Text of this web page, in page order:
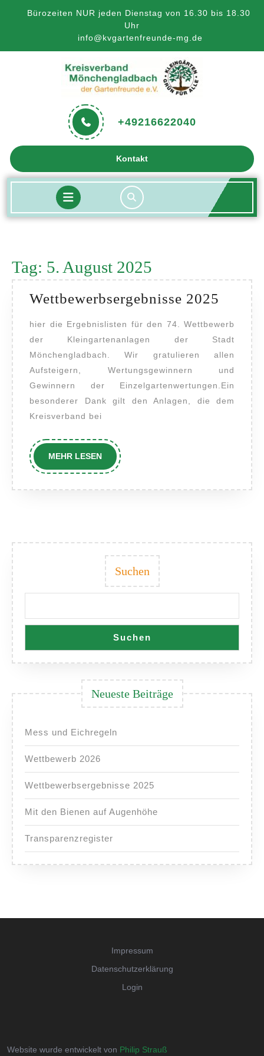
Bürozeiten NUR jeden Dienstag von 16.30 bis 18.30
Uhr
info@kvgartenfreunde-mg.de
+49216622040
KontaktGet
A
Quote
Open
Button
Tag: 5. August 2025
Wettbewerbsergebnisse 2025
2025
hier die Ergebnislisten für den 74. Wettbewerb
der Kleingartenanlagen der Stadt
Mönchengladbach. Wir gratulieren allen
Aufsteigern, Wertungsgewinnern und
Gewinnern der Einzelgartenwertungen.Ein
besonderer Dank gilt den Anlagen, die dem
Kreisverband bei
MEHR LESENMEHR
LESEN
Suchen
Suchen
Neueste Beiträge
Mess und Eichregeln
Wettbewerb 2026
Wettbewerbsergebnisse 2025
Mit den Bienen auf Augenhöhe
Transparenzregister
Impressum
Datenschutzerklärung
Login
Website wurde entwickelt von Philip Strauß